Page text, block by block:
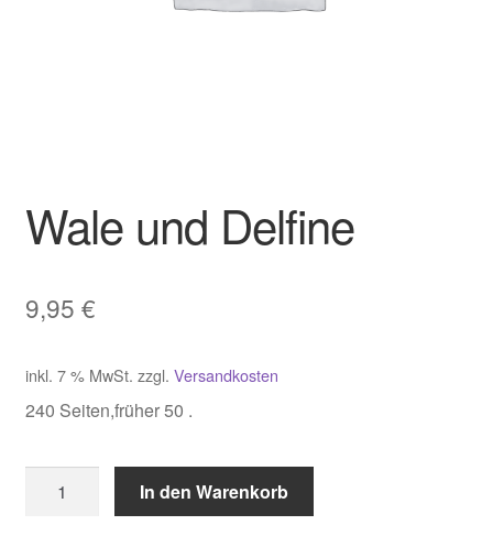
Wale und Delfine
9,95 €
inkl. 7 % MwSt. zzgl. Versandkosten
240 Seiten,früher 50 .
In den Warenkorb